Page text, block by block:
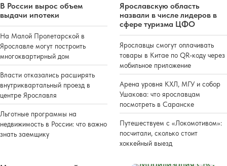
В России вырос объем
выдачи ипотеки
На Малой Пролетарской в
Ярославле могут построить
многоквартирный дом
Власти отказались расширять
внутриквартальный проезд в
центре Ярославля
Льготные программы на
недвижимость в России: что важно
знать заемщику
Ярославскую область
назвали в числе лидеров в
сфере туризма ЦФО
Ярославцы смогут оплачивать
товары в Китае по QR-коду через
мобильное приложение
Арена уровня КХЛ, МГУ и собор
Ушакова: что ярославцам
посмотреть в Саранске
Путешествуем с «Локомотивом»:
посчитали, сколько стоит
хоккейный выезд